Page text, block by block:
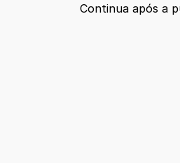
Continua após a